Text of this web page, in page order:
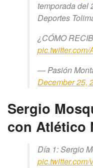
temporada del
Deportes
¿CÓMO
— Pasión
December 25,
Sergio
con Atlético
Día 1: Sergio